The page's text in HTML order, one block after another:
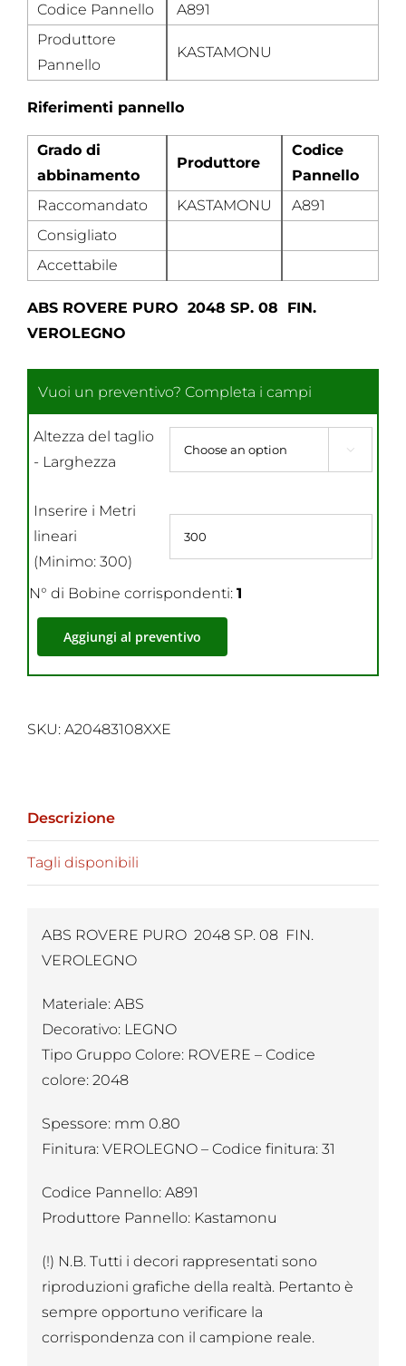
Codice Pannello
A891
Produttore
Pannello
KASTAMONU
Riferimenti pannello
Grado di
abbinamento
Produttore
Codice
Pannello
Raccomandato
KASTAMONU
A891
Consigliato
Accettabile
ABS ROVERE PURO 2048 SP. 08 FIN.
VEROLEGNO
Altezza del taglio
- Larghezza

Inserire i Metri
lineari
(Minimo: 300)
N° di Bobine corrispondenti: 1
Aggiungi al preventivo
SKU: A20483108XXE
Descrizione
Tagli disponibili
ABS ROVERE PURO 2048 SP. 08 FIN.
VEROLEGNO
Materiale: ABS
Decorativo: LEGNO
Tipo Gruppo Colore: ROVERE – Codice
colore: 2048
Spessore: mm 0.80
Finitura: VEROLEGNO – Codice finitura: 31
Codice Pannello: A891
Produttore Pannello: Kastamonu
(!) N.B. Tutti i decori rappresentati sono
riproduzioni grafiche della realtà. Pertanto è
sempre opportuno verificare la
corrispondenza con il campione reale.